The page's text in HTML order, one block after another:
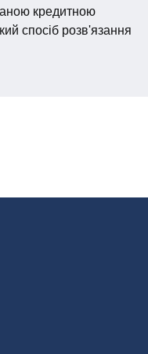
кредитною
спосіб розв'язання